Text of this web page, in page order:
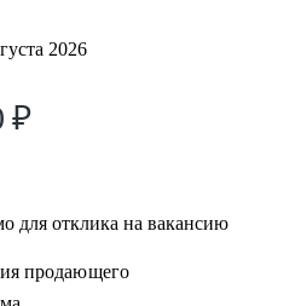
2026
₽
для отклика на вакансию
продающего